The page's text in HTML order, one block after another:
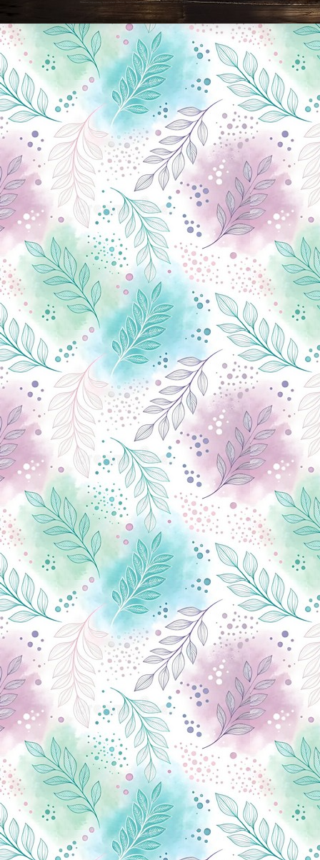
Новини Чернігова, Чернігівські новини, Чернігівський формат, новини Чернігова, події в Чернігові: політика, економіка, аналітика, культура, відеоновини, екологія, спортивний Чернігів, туризм, Чернігів